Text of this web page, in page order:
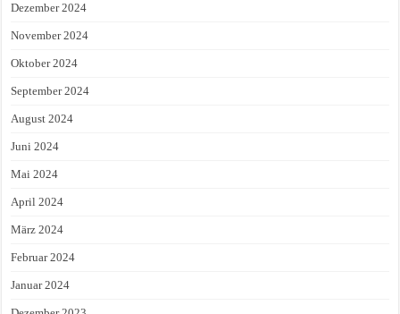
Dezember 2024
November 2024
Oktober 2024
September 2024
August 2024
Juni 2024
Mai 2024
April 2024
März 2024
Februar 2024
Januar 2024